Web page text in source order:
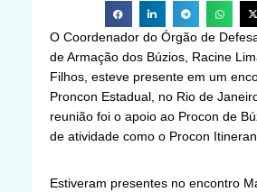
O Coordenador do Órgão de
de Armação dos Búzios, Racine
Filhos, esteve presente em um
Proncon Estadual, no Rio de
reunião foi o apoio ao Procon de
de atividade como o Procon
Estiveram presentes no encontro